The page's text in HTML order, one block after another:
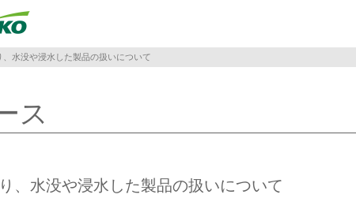
、水没や浸水した製品の扱いについて
ス
、水没や浸水した製品の扱いについて